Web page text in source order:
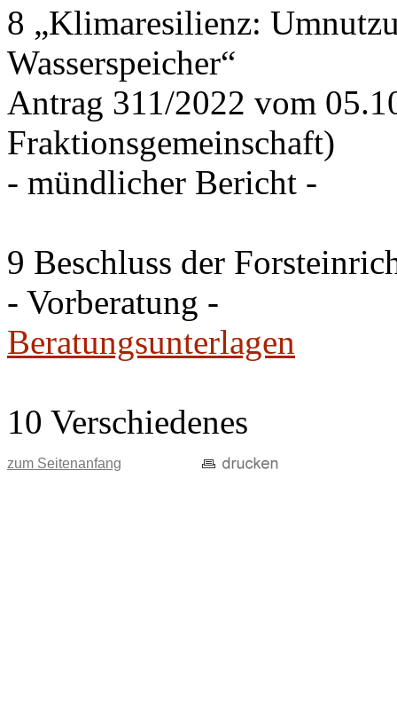
8 „Klimaresilienz:
Wasserspeicher“
Antrag 311/2022 vom
Fraktionsgemeinschaft)
- mündlicher Bericht -
9 Beschluss der
- Vorberatung -
Beratungsunterlagen
10 Verschiedenes
zum Seitenanfang